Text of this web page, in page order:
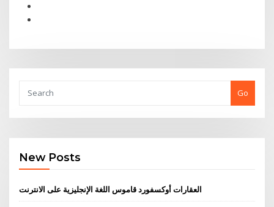
Go
New Posts
العقارات أوكسفورد قاموس اللغة الإنجليزية على الانترنت